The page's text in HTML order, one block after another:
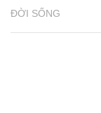
ĐỜI SỐNG